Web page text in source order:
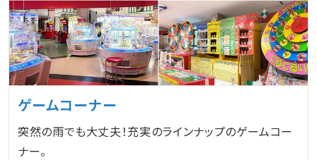
ゲームコーナー
突然の雨でも大丈夫！充実のラインナップのゲームコー
ナー。